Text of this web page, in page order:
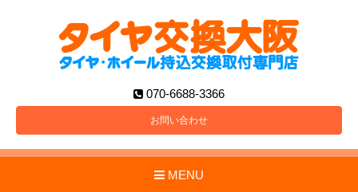
070-6688-3366
お問い合わせ
MENU